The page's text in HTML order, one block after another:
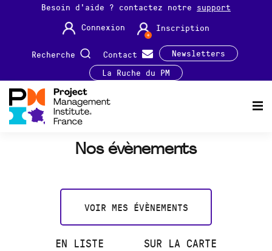
Besoin d'aide ? contactez notre support
Connexion
Inscription
Recherche Contact
Newsletters
La Ruche du PM
Nos évènements
VOIR MES ÉVÈNEMENTS
EN LISTE
SUR LA CARTE